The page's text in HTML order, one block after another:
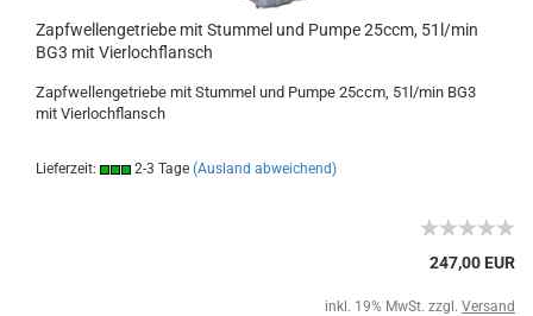
Zapfwellengetriebe mit Stummel und Pumpe 25ccm, 51l/min
BG3 mit Vierlochflansch
Zapfwellengetriebe mit Stummel und Pumpe 25ccm, 51l/min BG3
mit Vierlochflansch
Lieferzeit: 2-3 Tage (Ausland abweichend)
247,00 EUR
inkl. 19% MwSt. zzgl. Versand